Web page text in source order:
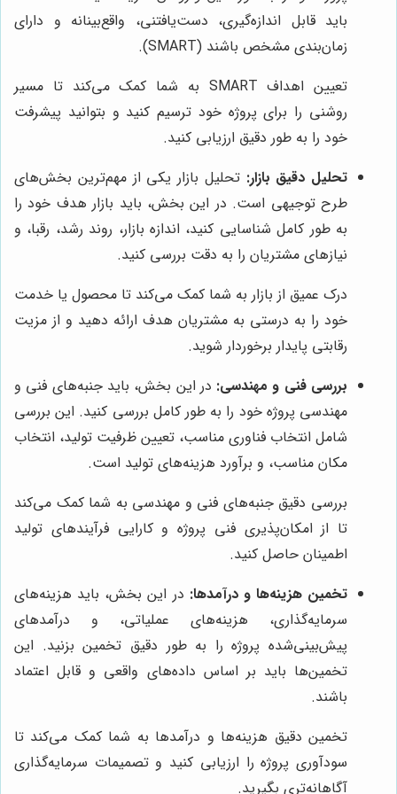
باید قابل اندازه‌گیری، دست‌یافتنی، واقع‌بینانه و دارای
زمان‌بندی مشخص باشند (SMART).
تعیین اهداف SMART به شما کمک می‌کند تا مسیر
روشنی را برای پروژه خود ترسیم کنید و بتوانید پیشرفت
خود را به طور دقیق ارزیابی کنید.
تحلیل دقیق بازار: تحلیل بازار یکی از مهم‌ترین بخش‌های
طرح توجیهی است. در این بخش، باید بازار هدف خود را
به طور کامل شناسایی کنید، اندازه بازار، روند رشد، رقبا، و
نیازهای مشتریان را به دقت بررسی کنید.
درک عمیق از بازار به شما کمک می‌کند تا محصول یا خدمت
خود را به درستی به مشتریان هدف ارائه دهید و از مزیت
رقابتی پایدار برخوردار شوید.
بررسی فنی و مهندسی: در این بخش، باید جنبه‌های فنی و
مهندسی پروژه خود را به طور کامل بررسی کنید. این بررسی
شامل انتخاب فناوری مناسب، تعیین ظرفیت تولید، انتخاب
مکان مناسب، و برآورد هزینه‌های تولید است.
بررسی دقیق جنبه‌های فنی و مهندسی به شما کمک می‌کند
تا از امکان‌پذیری فنی پروژه و کارایی فرآیندهای تولید
اطمینان حاصل کنید.
تخمین هزینه‌ها و درآمدها: در این بخش، باید هزینه‌های
سرمایه‌گذاری، هزینه‌های عملیاتی، و درآمدهای
پیش‌بینی‌شده پروژه را به طور دقیق تخمین بزنید. این
تخمین‌ها باید بر اساس داده‌های واقعی و قابل اعتماد
باشند.
تخمین دقیق هزینه‌ها و درآمدها به شما کمک می‌کند تا
سودآوری پروژه را ارزیابی کنید و تصمیمات سرمایه‌گذاری
آگاهانه‌تری بگیرید.